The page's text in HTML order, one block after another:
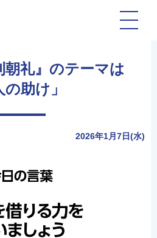
朝礼』のテーマは
の助け」
2026年1月7日(水)